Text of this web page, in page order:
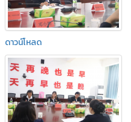
ดาวน์โหลด